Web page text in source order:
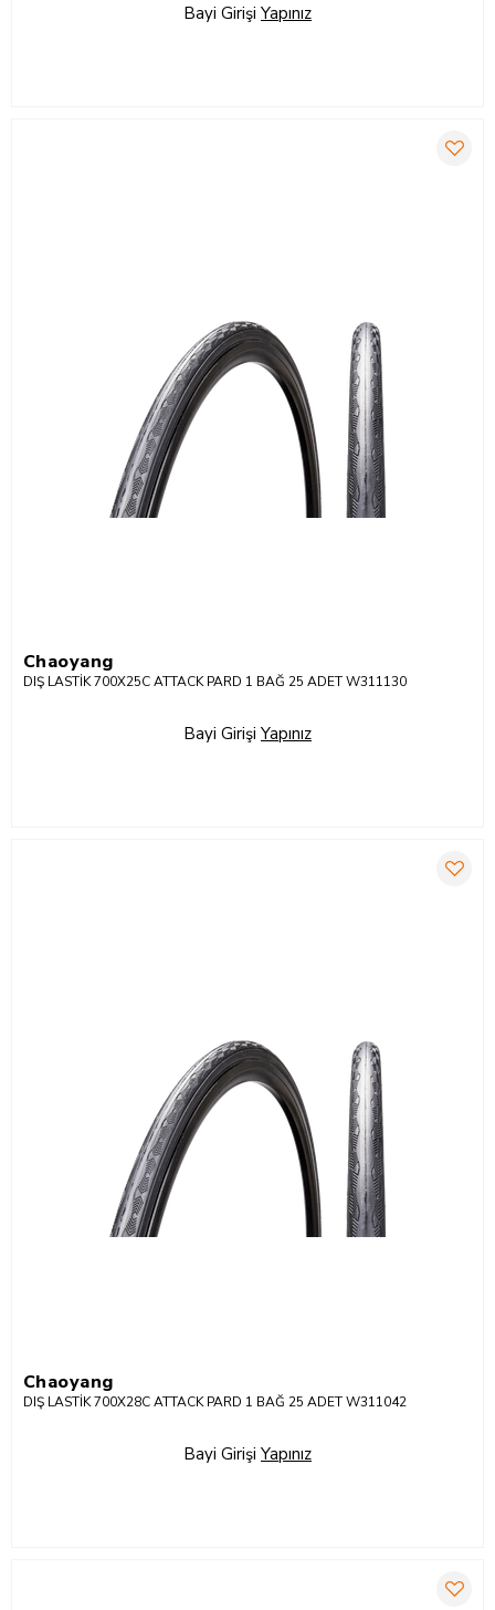
Bayi Girişi Yapınız
Chaoyang
DIŞ LASTİK 700X25C ATTACK PARD 1 BAĞ 25 ADET W311130
Bayi Girişi Yapınız
Chaoyang
DIŞ LASTİK 700X28C ATTACK PARD 1 BAĞ 25 ADET W311042
Bayi Girişi Yapınız